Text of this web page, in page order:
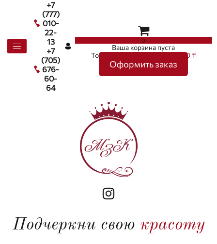
+7
(777)
010-
22-
13
+7
(705)
676-
60-
64
0
Ваша корзина пуста
Товаров в корзине
на сумму0 ₸
Оформить заказ
Подчеркни свою красоту